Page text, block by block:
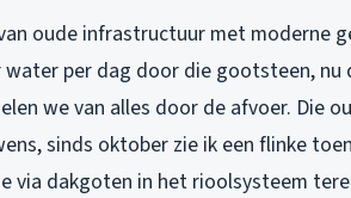
oude infrastructuur met moderne
per dag door die gootsteen, nu
we van alles door de afvoer. Die
sinds oktober zie ik een flinke
via dakgoten in het rioolsysteem